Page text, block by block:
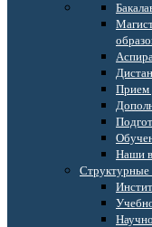
Прием
Наши
Структурные